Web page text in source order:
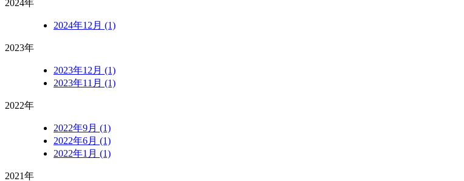
2024年
2024年12月 (1)
2023年
2023年12月 (1)
2023年11月 (1)
2022年
2022年9月 (1)
2022年6月 (1)
2022年1月 (1)
2021年